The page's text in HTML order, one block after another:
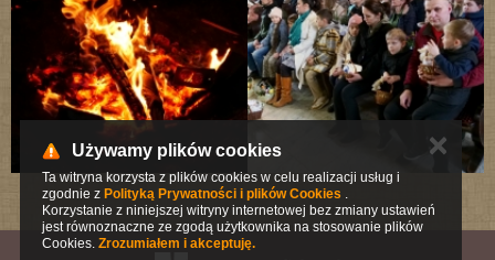
Używamy plików cookies
Ta witryna korzysta z plików cookies w celu realizacji usług i
zgodnie z Polityką Prywatności i plików Cookies .
Korzystanie z niniejszej witryny internetowej bez zmiany ustawień
jest równoznaczne ze zgodą użytkownika na stosowanie plików
Cookies. Zrozumiałem i akceptuję.
✕